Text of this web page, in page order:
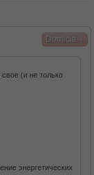
Domicia
(и не только
энергетических